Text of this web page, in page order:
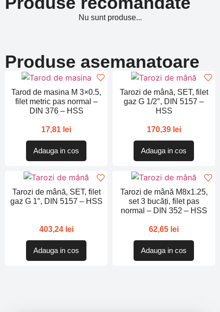
Nu sunt produse...
Produse asemanatoare
Tarod de masina M 3×0.5,
filet metric pas normal –
DIN 376 – HSS
17,81 lei
Adauga in cos
Tarozi de mână, SET, filet
gaz G 1/2″, DIN 5157 –
HSS
170,39 lei
Adauga in cos
Tarozi de mână, SET, filet
gaz G 1″, DIN 5157 – HSS
403,24 lei
Adauga in cos
Tarozi de mână M8x1.25,
set 3 bucăți, filet pas
normal – DIN 352 – HSS
62,65 lei
Adauga in cos